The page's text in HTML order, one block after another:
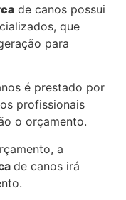
de canos possui
que
para
é prestado por
profissionais
o orçamento.
a
de canos irá